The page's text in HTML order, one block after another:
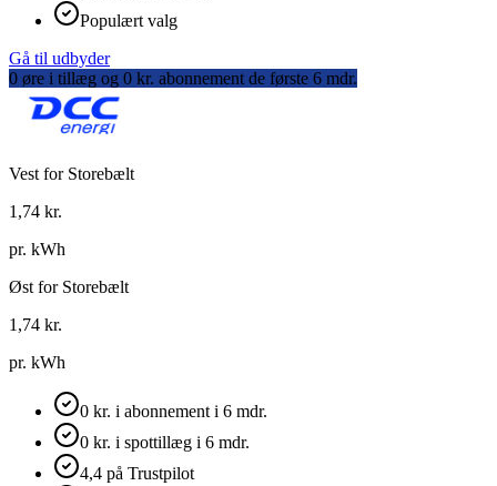
Populært valg
Gå til udbyder
0 øre i tillæg og 0 kr. abonnement de første 6 mdr.
Vest for Storebælt
1,74 kr.
pr. kWh
Øst for Storebælt
1,74 kr.
pr. kWh
0 kr. i abonnement i 6 mdr.
0 kr. i spottillæg i 6 mdr.
4,4 på Trustpilot